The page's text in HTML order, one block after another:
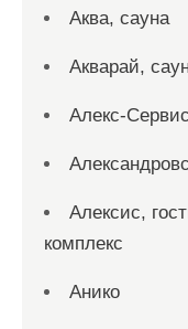
Аква, сауна
Акварай,
Алекс-Сервис
Алексис,
комплекс
Анико